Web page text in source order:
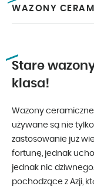
WAZONY
Stare
klasa!
Wazony
używane są nie
zastosowanie już
fortunę, jednak
jednak nic
pochodzące z Azji,